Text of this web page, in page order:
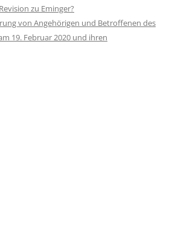
zu Eminger?
von Angehörigen und Betroffenen des
19. Februar 2020 und ihren